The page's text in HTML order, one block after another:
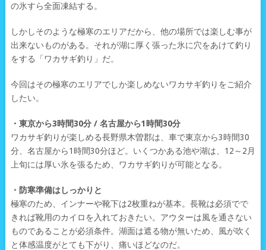
の氷すら全面凍結する。
しかしそのような極寒のエリアだから、他の場所では楽しむ事が
出来ないものがある。それが湖に厚く張った氷に穴をあけて釣り
をする「ワカサギ釣り」だ。
今回はその極寒のエリアでしか楽しめないワカサギ釣りをご紹介
したい。
・東京から3時間30分 / 名古屋から1時間30分
ワカサギ釣りが楽しめる長野県木曽郡は、車で東京から3時間30
分、名古屋から1時間30分ほど。いくつかある池や湖は、12～2月
上旬には厚い氷を張るため、ワカサギ釣りが可能となる。
・防寒準備はしっかりと
極寒のため、インナーや靴下は2枚重ねが基本。長靴は必須でで
きれば靴用のカイロを入れておきたい。アウターは風を通さない
ものであることが必須条件。湖面は遮る物が無いため、風が吹く
と体感温度がとても下がり、痛いほどなのだ。